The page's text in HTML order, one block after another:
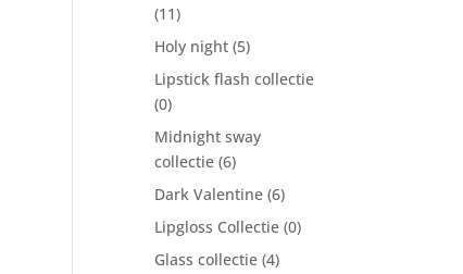
(11)
Holy night (5)
Lipstick flash collectie
(0)
Midnight sway
collectie (6)
Dark Valentine (6)
Lipgloss Collectie (0)
Glass collectie (4)